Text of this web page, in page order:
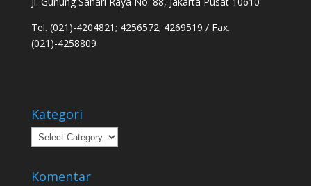
Tel. (021)-4204821; 4256572; 4269519 / Fax.
(021)-4258809
Kategori
Kategori
Komentar